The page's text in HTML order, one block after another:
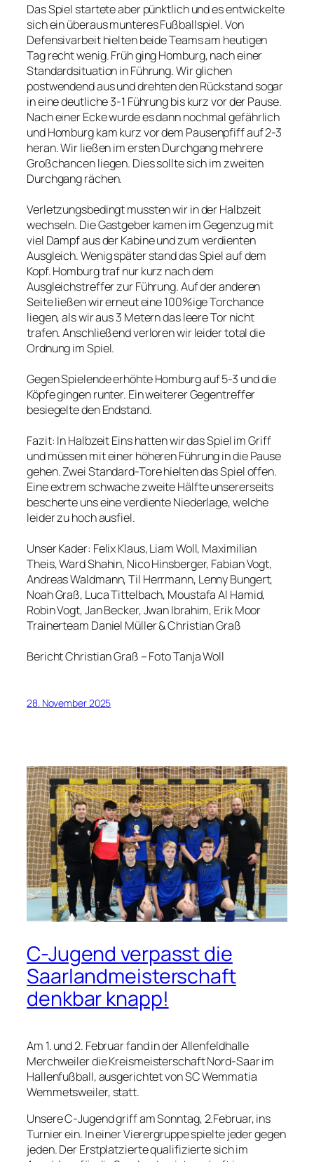
Das Spiel startete aber pünktlich und es entwickelte
sich ein überaus munteres Fußballspiel. Von
Defensivarbeit hielten beide Teams am heutigen
Tag recht wenig. Früh ging Homburg, nach einer
Standardsituation in Führung. Wir glichen
postwendend aus und drehten den Rückstand sogar
in eine deutliche 3-1 Führung bis kurz vor der Pause.
Nach einer Ecke wurde es dann nochmal gefährlich
und Homburg kam kurz vor dem Pausenpfiff auf 2-3
heran. Wir ließen im ersten Durchgang mehrere
Großchancen liegen. Dies sollte sich im zweiten
Durchgang rächen.
Verletzungsbedingt mussten wir in der Halbzeit
wechseln. Die Gastgeber kamen im Gegenzug mit
viel Dampf aus der Kabine und zum verdienten
Ausgleich. Wenig später stand das Spiel auf dem
Kopf. Homburg traf nur kurz nach dem
Ausgleichstreffer zur Führung. Auf der anderen
Seite ließen wir erneut eine 100%ige Torchance
liegen, als wir aus 3 Metern das leere Tor nicht
trafen. Anschließend verloren wir leider total die
Ordnung im Spiel.
Gegen Spielende erhöhte Homburg auf 5-3 und die
Köpfe gingen runter. Ein weiterer Gegentreffer
besiegelte den Endstand.
Fazit: In Halbzeit Eins hatten wir das Spiel im Griff
und müssen mit einer höheren Führung in die Pause
gehen. Zwei Standard-Tore hielten das Spiel offen.
Eine extrem schwache zweite Hälfte unsererseits
bescherte uns eine verdiente Niederlage, welche
leider zu hoch ausfiel.
Unser Kader: Felix Klaus, Liam Woll, Maximilian
Theis, Ward Shahin, Nico Hinsberger, Fabian Vogt,
Andreas Waldmann, Til Herrmann, Lenny Bungert,
Noah Graß, Luca Tittelbach, Moustafa Al Hamid,
Robin Vogt, Jan Becker, Jwan Ibrahim, Erik Moor
Trainerteam Daniel Müller & Christian Graß
Bericht Christian Graß – Foto Tanja Woll
28. November 2025
C-Jugend verpasst die
Saarlandmeisterschaft
denkbar knapp!
Am 1. und 2. Februar fand in der Allenfeldhalle
Merchweiler die Kreismeisterschaft Nord-Saar im
Hallenfußball, ausgerichtet von SC Wemmatia
Wemmetsweiler, statt.
Unsere C-Jugend griff am Sonntag, 2.Februar, ins
Turnier ein. In einer Vierergruppe spielte jeder gegen
jeden. Der Erstplatzierte qualifizierte sich im